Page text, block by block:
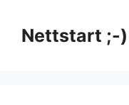
innholdNettstart ;-)